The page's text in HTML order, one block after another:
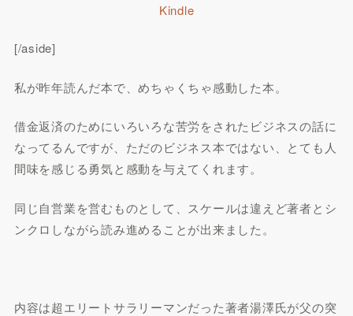
Kindle
[/aside]
私が昨年読んだ本で、めちゃくちゃ感動した本。
借金返済のためにいろいろな苦労をされたビジネスの話に
なってるんですが、ただのビジネス本ではない、とても人
間味を感じる勇気と感動を与えてくれます。
同じ自営業を営むものとして、スケールは違えど著者とシ
ンクロしながら読み進めることが出来ました。
内容は超エリートサラリーマンだった著者湯澤氏が父の突